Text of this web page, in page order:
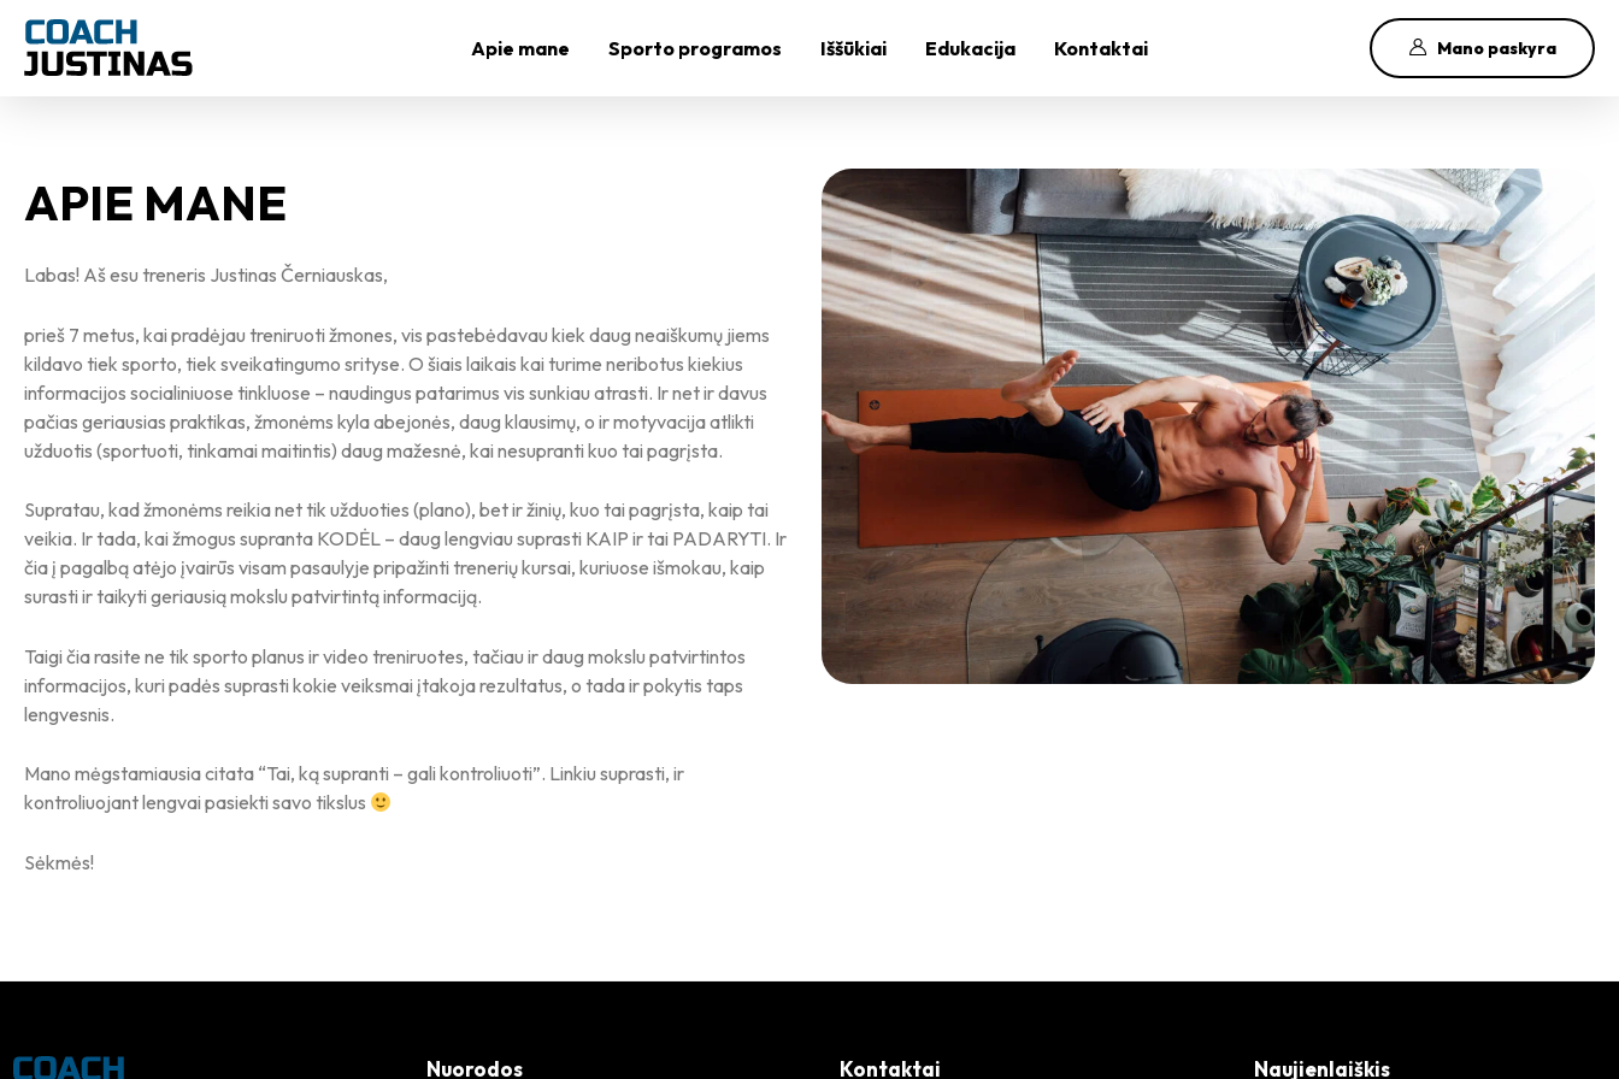
prie
turinio
Apie mane Sporto programos Iššūkiai Edukacija Kontaktai Mano paskyra
APIE MANE
Labas! Aš esu treneris Justinas Černiauskas,
prieš 7 metus, kai pradėjau treniruoti žmones, vis pastebėdavau kiek daug neaiškumų jiems
kildavo tiek sporto, tiek sveikatingumo srityse. O šiais laikais kai turime neribotus kiekius
informacijos socialiniuose tinkluose – naudingus patarimus vis sunkiau atrasti. Ir net ir davus
pačias geriausias praktikas, žmonėms kyla abejonės, daug klausimų, o ir motyvacija atlikti
užduotis (sportuoti, tinkamai maitintis) daug mažesnė, kai nesupranti kuo tai pagrįsta.
Supratau, kad žmonėms reikia net tik užduoties (plano), bet ir žinių, kuo tai pagrįsta, kaip tai
veikia. Ir tada, kai žmogus supranta KODĖL – daug lengviau suprasti KAIP ir tai PADARYTI. Ir
čia į pagalbą atėjo įvairūs visam pasaulyje pripažinti trenerių kursai, kuriuose išmokau, kaip
surasti ir taikyti geriausią mokslu patvirtintą informaciją.
Taigi čia rasite ne tik sporto planus ir video treniruotes, tačiau ir daug mokslu patvirtintos
informacijos, kuri padės suprasti kokie veiksmai įtakoja rezultatus, o tada ir pokytis taps
lengvesnis.
Mano mėgstamiausia citata “Tai, ką supranti – gali kontroliuoti”. Linkiu suprasti, ir
kontroliuojant lengvai pasiekti savo tikslus
Sėkmės!
Nuorodos Kontaktai Naujienlaiškis